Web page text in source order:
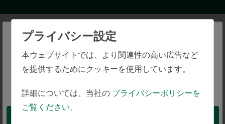
The website you are trying to reach is
intended for investors in Japan
トップダウン・アプローチ
プライバシー設定
本ウェブサイトでは、より関連性の高い広告など
を提供するためにクッキーを使用しています。
詳細については、当社の プライバシーポリシーを
ご覧ください。